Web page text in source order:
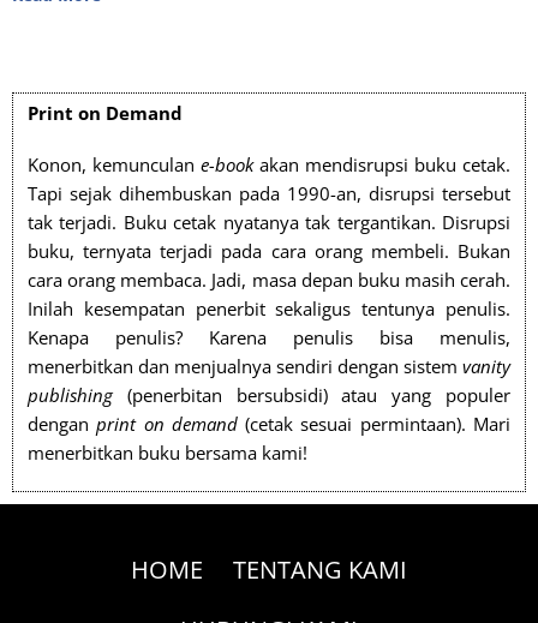
Print on Demand
Konon, kemunculan e-bookakan mendisrupsi buku cetak.
Tapi sejak dihembuskan pada 1990-an, disrupsi tersebut
tak terjadi. Buku cetak nyatanya tak tergantikan. Disrupsi
buku, ternyata terjadi pada cara orang membeli. Bukan
cara orang membaca. Jadi, masa depan buku masih cerah.
Inilah kesempatan penerbit sekaligus tentunya penulis.
Kenapa penulis? Karena penulis bisa menulis,
menerbitkan dan menjualnya sendiri dengan sistem vanity
publishing(penerbitan bersubsidi) atau yang populer
denganprint on demand(cetak sesuai permintaan). Mari
menerbitkan buku bersama kami!
HOME
TENTANG KAMI